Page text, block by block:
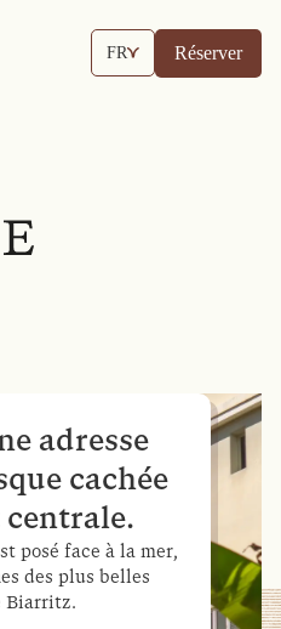
FR Réserver
adresse
cachée
posé face à la mer,
des plus belles
Biarritz.